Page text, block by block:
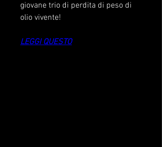
giovane trio di perdita di peso di
olio vivente!
LEGGI QUESTO